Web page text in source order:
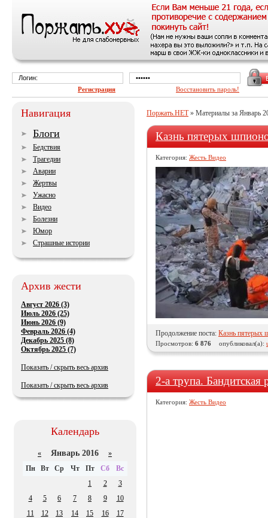
Поржать.НЕТ» Материалы за Январь
Казнь пятерых
Категория: Жесть Видео
Продолжение поста: Казнь пятерых
Просмотров: 6 876 опубликовал(а):
2-а трупа. Бандитская
Категория: Жесть Видео
Навигация
Блоги
Бедствия
Трагедии
Аварии
Жертвы
Ужасно
Видео
Болезни
Юмор
Страшные истории
Архив жести
Август 2026 (3)
Июль 2026 (25)
Июнь 2026 (9)
Февраль 2026 (4)
Декабрь 2025 (8)
Октябрь 2025 (7)
Показать / скрыть весь архив
Показать / скрыть весь архив
Календарь
« Январь 2016 »
Пн
Вт Ср Чт Пт Сб
Вс
1
2
3
4
5 6 7 8 9
10
11
12 13 14 15 16
17
Регистрация Восстановить пароль!